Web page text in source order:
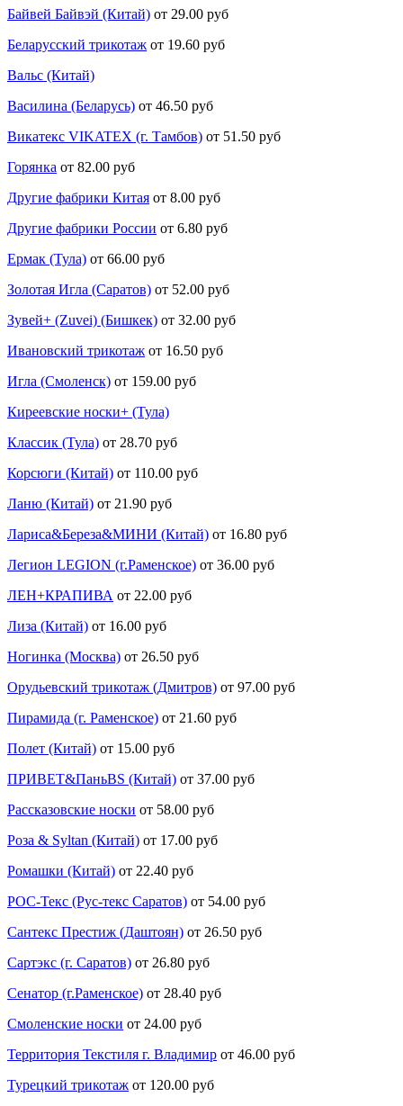
Байвей Байвэй (Китай) от 29.00 руб
Беларусский трикотаж от 19.60 руб
Вальс (Китай)
Василина (Беларусь) от 46.50 руб
Викатекс VIKATEX (г. Тамбов) от 51.50 руб
Горянка от 82.00 руб
Другие фабрики Китая от 8.00 руб
Другие фабрики России от 6.80 руб
Ермак (Тула) от 66.00 руб
Золотая Игла (Саратов) от 52.00 руб
Зувей+ (Zuvei) (Бишкек) от 32.00 руб
Ивановский трикотаж от 16.50 руб
Игла (Смоленск) от 159.00 руб
Киреевские носки+ (Тула)
Классик (Тула) от 28.70 руб
Корсюги (Китай) от 110.00 руб
Ланю (Китай) от 21.90 руб
Лариса&Береза&МИНИ (Китай) от 16.80 руб
Легион LEGION (г.Раменское) от 36.00 руб
ЛЕН+КРАПИВА от 22.00 руб
Лиза (Китай) от 16.00 руб
Ногинка (Москва) от 26.50 руб
Орудьевский трикотаж (Дмитров) от 97.00 руб
Пирамида (г. Раменское) от 21.60 руб
Полет (Китай) от 15.00 руб
ПРИВЕТ&ПаньBS (Китай) от 37.00 руб
Рассказовские носки от 58.00 руб
Роза & Syltan (Китай) от 17.00 руб
Ромашки (Китай) от 22.40 руб
РОС-Текс (Рус-текс Саратов) от 54.00 руб
Сантекс Престиж (Даштоян) от 26.50 руб
Сартэкс (г. Саратов) от 26.80 руб
Сенатор (г.Раменское) от 28.40 руб
Смоленские носки от 24.00 руб
Территория Текстиля г. Владимир от 46.00 руб
Турецкий трикотаж от 120.00 руб